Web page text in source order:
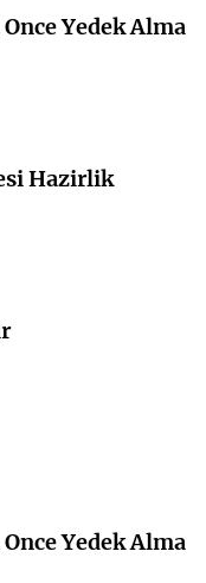
Yedek Alma
Hazirlik
Yedek Alma